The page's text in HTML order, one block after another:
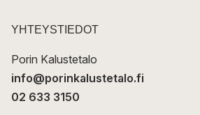
t
YHTEYSTIEDOT
Porin Kalustetalo
info@porinkalustetalo.fi
02 633 3150